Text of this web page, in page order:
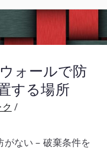
ォールで防
する場所
ない – 破棄条件を